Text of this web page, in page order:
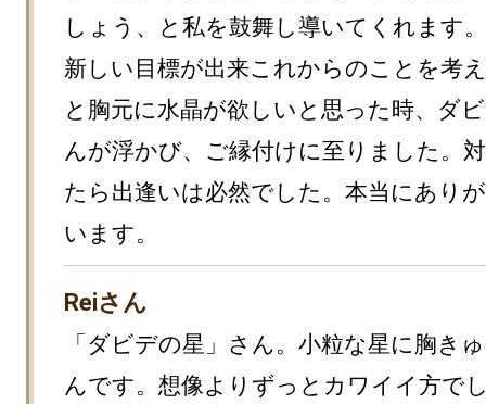
しょう、と私を鼓舞し導いてくれます。
新しい目標が出来これからのことを考
と胸元に水晶が欲しいと思った時、ダ
んが浮かび、ご縁付けに至りました。
たら出逢いは必然でした。本当にあり
います。
Reiさん
「ダビデの星」さん。小粒な星に胸きゅ
んです。想像よりずっとカワイイ方で